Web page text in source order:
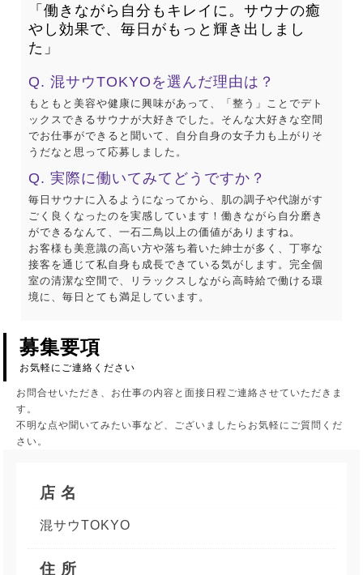
「働きながら自分もキレイに。サウナの癒
やし効果で、毎日がもっと輝き出しまし
た」
Q. 混サウTOKYOを選んだ理由は？
もともと美容や健康に興味があって、「整う」ことでデト
ックスできるサウナが大好きでした。そんな大好きな空間
でお仕事ができると聞いて、自分自身の女子力も上がりそ
うだなと思って応募しました。
Q. 実際に働いてみてどうですか？
毎日サウナに入るようになってから、肌の調子や代謝がす
ごく良くなったのを実感しています！働きながら自分磨き
ができるなんて、一石二鳥以上の価値がありますね。
お客様も美意識の高い方や落ち着いた紳士が多く、丁寧な
接客を通じて私自身も成長できている気がします。完全個
室の清潔な空間で、リラックスしながら高時給で働ける環
境に、毎日とても満足しています。
募集要項
お気軽にご連絡ください
お問合せいただき、お仕事の内容と面接日程ご連絡させていただきま
す。
不明な点や聞いてみたい事など、ございましたらお気軽にご質問くだ
さい。
店 名
混サウTOKYO
住 所